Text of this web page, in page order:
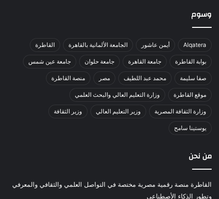
وسوم
Alqatera أيمن عاشور الجامعة الألمانية بالقاهرة القاطرة
بوابة القاطرة جامعة القاهرة جامعة حلوان جامعة عين شمس
صفا سليمة محمد عبد اللطيف مصر منصة القاطرة
موقع القاطرة وزارة التعليم العالي والبحث العلمي
وزارة الثقافة المصرية وزير التعليم العالي وزير الثقافة
يوستينا سامح
من نحن
القاطرة منصة رقمية مصرية مختصة في التواصل العلمي والثقافي والمعرفي
وتطور الذكاء الأصطناعي